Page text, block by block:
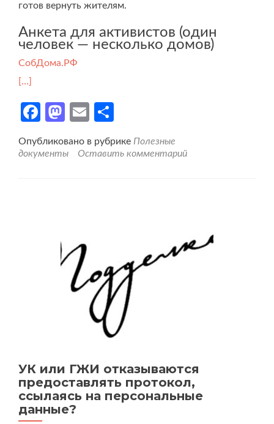
готов вернуть жителям.
Анкета для активистов (один
человек — несколько домов)
СобДома.РФ
[…]
Facebook
Mastodon
Email
Опубликовано в рубрике Полезные
документы
Оставить комментарий
УК или ГЖИ отказываются
предоставлять протокол,
ссылаясь на персональные
данные?